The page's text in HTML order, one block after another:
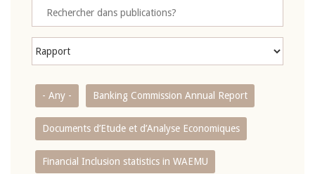
- Any - Banking Commission Annual Report
Documents d’Etude et d’Analyse Economiques
Financial Inclusion statistics in WAEMU